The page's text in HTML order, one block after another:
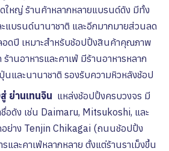
ดใหญ่ ร้านค้าหลากหลายแบรนด์ดัง มีทั้ง
บรนด์นานาชาติ และอีกมากมายส่วนลด
อดปี เหมาะสำหรับช้อปปิ้งสินค้าคุณภาพ
ร้านอาหารและคาเฟ่ มีร้านอาหารหลาก
และนานาชาติ รองรับความหิวหลังช้อป
ย่านเทนจิน แหล่งช้อปปิ้งครบวงจร มี
อดัง เช่น Daimaru, Mitsukoshi, และ
ย่าง Tenjin Chikagai (ถนนช้อปปิ้ง
และคาเฟ่หลากหลาย ตั้งแต่ร้านราเม็งขึ้น